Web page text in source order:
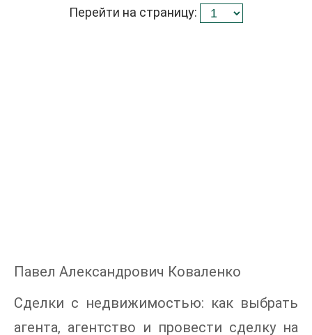
Перейти на страницу:
Павел Александрович Коваленко
Сделки с недвижимостью: как выбрать
агента, агентство и провести сделку на